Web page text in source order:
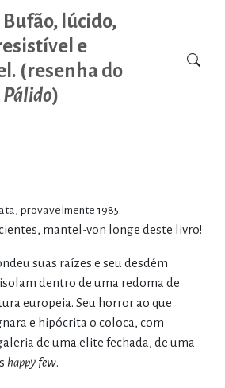
Bufão, lúcido,
e
(resenha do
Pálido)
provavelmente 1985.
mantel-von longe deste livro!
suas raízes e seu desdém
dentro de uma redoma de
europeia. Seu horror ao que
e hipócrita o coloca, com
de uma elite fechada, de uma
happy few.